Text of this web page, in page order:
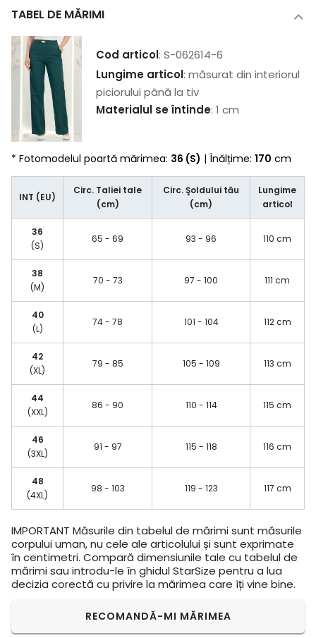
TABEL DE MĂRIMI
Cod articol: S-062614-6
Lungime articol: măsurat din interiorul
piciorului până la tiv
Materialul se întinde: 1 cm
* Fotomodelul poartă mărimea: 36 (S) | Înălțime: 170 cm
INT (EU)
Circ. Taliei tale
(cm)
Circ. Şoldului tău
(cm)
Lungime
articol
36
(S)
65 - 69 93 - 96 110 cm
38
(M)
70 - 73 97 - 100 111 cm
40
(L)
74 - 78 101 - 104 112 cm
42
(XL)
79 - 85 105 - 109 113 cm
44
(XXL)
86 - 90 110 - 114 115 cm
46
(3XL)
91 - 97 115 - 118 116 cm
48
(4XL)
98 - 103 119 - 123 117 cm
IMPORTANT Măsurile din tabelul de mărimi sunt măsurile
corpului uman, nu cele ale articolului și sunt exprimate
în centimetri. Compară dimensiunile tale cu tabelul de
mărimi sau introdu-le în ghidul StarSize pentru a lua
decizia corectă cu privire la mărimea care îți vine bine.
RECOMANDĂ-MI MĂRIMEA